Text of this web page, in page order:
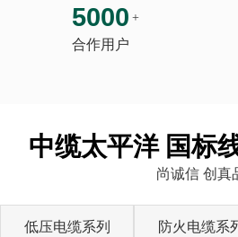
5000 +
合作用户
中缆太平洋 国标
尚诚信 创真
低压电缆系列 防火电缆系